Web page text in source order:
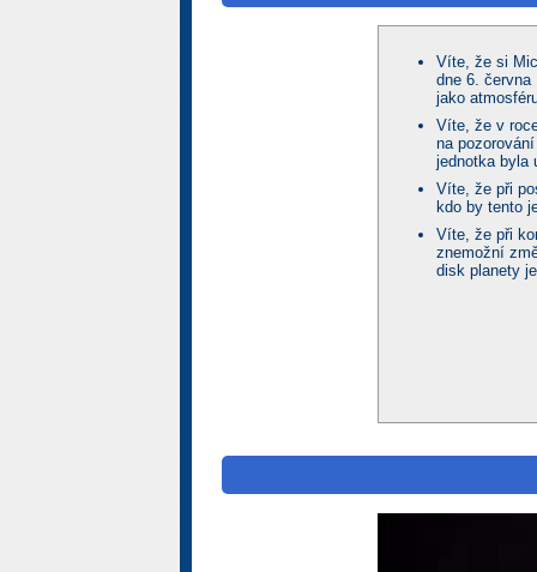
Víte, že si
dne 6.
jako
Víte, že v
na
jednotka byla
Víte, že při
kdo by tento
Víte, že při
znemožní
disk planety